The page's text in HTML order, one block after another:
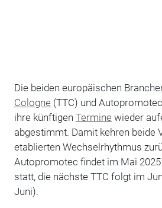
Die beiden europäischen
Cologne (TTC) und
ihre künftigen Termine wieder
abgestimmt. Damit kehren beide
etablierten Wechselrhythmus
Autopromotec findet im Mai
statt, die nächste TTC folgt im
Juni).